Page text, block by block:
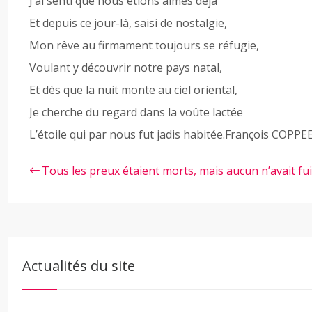
Et depuis ce jour-là, saisi de nostalgie,
Mon rêve au firmament toujours se réfugie,
Voulant y découvrir notre pays natal,
Et dès que la nuit monte au ciel oriental,
Je cherche du regard dans la voûte lactée
L’étoile qui par nous fut jadis habitée.François COPPEE
Tous les preux étaient morts, mais aucun n’avait
Actualités du site